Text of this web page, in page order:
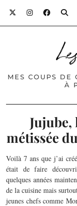
MES COUPS DE
À
Jujube,
métissée
Voilà 7 ans que j’ai
était de faire
quelques années
de la cuisine mais
jeunes chefs comme